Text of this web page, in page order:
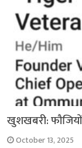
खुशखबरी:
October 13, 2025